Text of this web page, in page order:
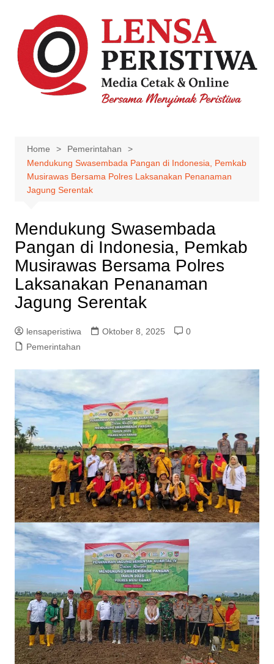
content
Home
Pemerintahan
Mendukung Swasembada Pangan di Indonesia, Pemkab
Musirawas Bersama Polres Laksanakan Penanaman
Jagung Serentak
Mendukung Swasembada
Pangan di Indonesia, Pemkab
Musirawas Bersama Polres
Laksanakan Penanaman
Jagung Serentak
lensaperistiwa Oktober 8, 2025
0
Pemerintahan